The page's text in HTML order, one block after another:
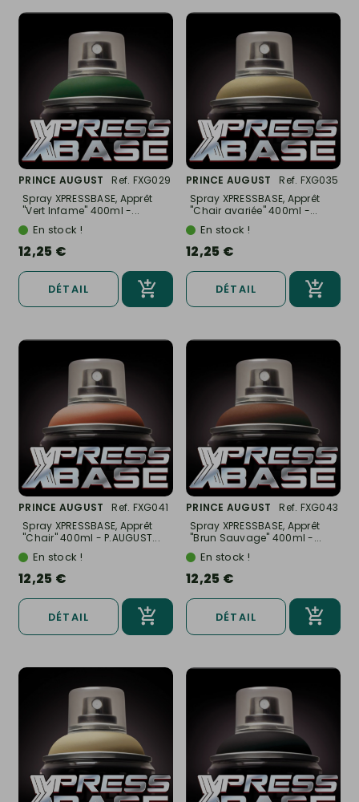
PRINCE AUGUST
Ref. FXG029
Spray XPRESSBASE, Apprêt
"Vert Infame" 400ml -...
En stock !
12,25 €
DÉTAIL
PRINCE AUGUST
Ref. FXG035
Spray XPRESSBASE, Apprêt
"Chair avariée" 400ml -...
En stock !
12,25 €
DÉTAIL
PRINCE AUGUST
Ref. FXG041
Spray XPRESSBASE, Apprêt
"Chair" 400ml - P.AUGUST...
En stock !
12,25 €
DÉTAIL
PRINCE AUGUST
Ref. FXG043
Spray XPRESSBASE, Apprêt
"Brun Sauvage" 400ml -...
En stock !
12,25 €
DÉTAIL